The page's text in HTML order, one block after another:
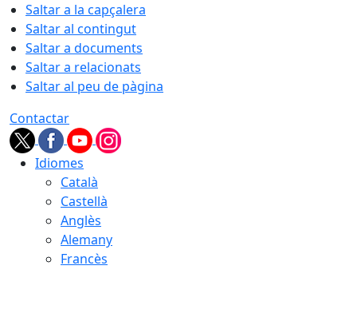
Saltar a la capçalera
Saltar al contingut
Saltar a documents
Saltar a relacionats
Saltar al peu de pàgina
Contactar
Idiomes
Català
Castellà
Anglès
Alemany
Francès